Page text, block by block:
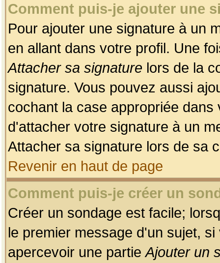
Comment puis-je ajouter une
Pour ajouter une signature à un
en allant dans votre profil. Une
Attacher sa signature lors de la
signature. Vous pouvez aussi
cochant la case appropriée
d'attacher votre signature à un
Attacher sa signature lors de sa
Revenir en haut de page
Comment puis-je créer un
Créer un sondage est facile;
le premier message d'un sujet,
apercevoir une partieAjouter un